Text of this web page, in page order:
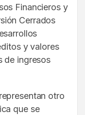
Financieros y
Cerrados
y valores
de ingresos
otro
que se